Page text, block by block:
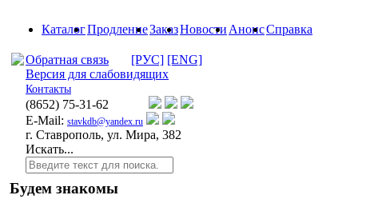
КаталогПродлениеЗаказНовости АнонсСправка
Обратная связь [РУС] [ENG]
Версия для слабовидящих
Контакты
(8652) 75-31-62
E-Mail: stavkdb@yandex.ru
г. Ставрополь, ул. Мира, 382
Искать...
Будем знакомы